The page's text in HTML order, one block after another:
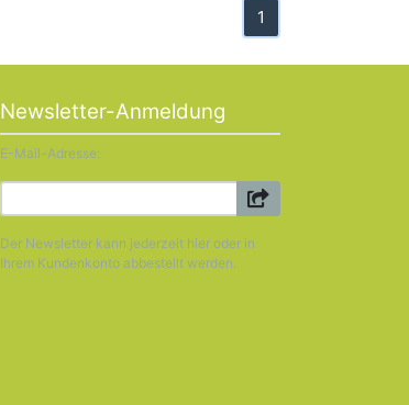
1
Newsletter-Anmeldung
E-Mail-Adresse:
Der Newsletter kann jederzeit hier oder in
Ihrem Kundenkonto abbestellt werden.